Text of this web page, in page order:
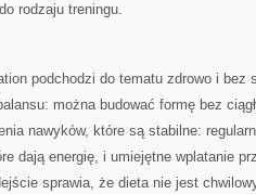
rodzaju treningu.
podchodzi do tematu zdrowo i bez
można budować formę bez
nawyków, które są stabilne:
dają energię, i umiejętne wplatanie
sprawia, że dieta nie jest